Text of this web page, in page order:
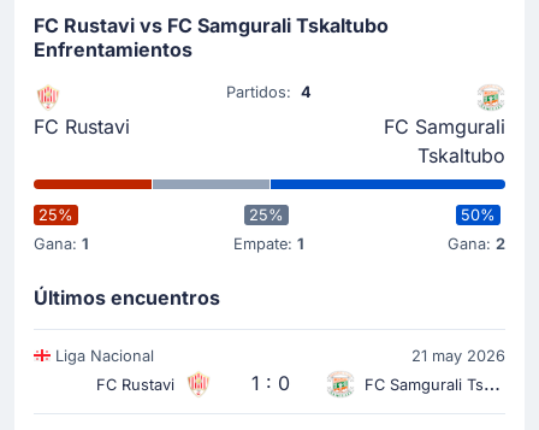
FC Rustavi vs FC Samgurali Tskaltubo
Enfrentamientos
FC Rustavi
Partidos:4
FC Samgurali
Tskaltubo
25%
Gana: 1
25%
Empate:1
50%
Gana: 2
Últimos encuentros
Liga Nacional
21 may 2026
FC Rustavi
1 : 0 FC Samgurali Tskaltubo